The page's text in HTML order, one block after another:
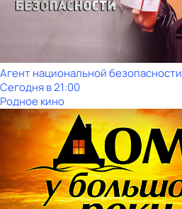
Агент национальной безопасности
Сегодня в 21:00
Родное кино